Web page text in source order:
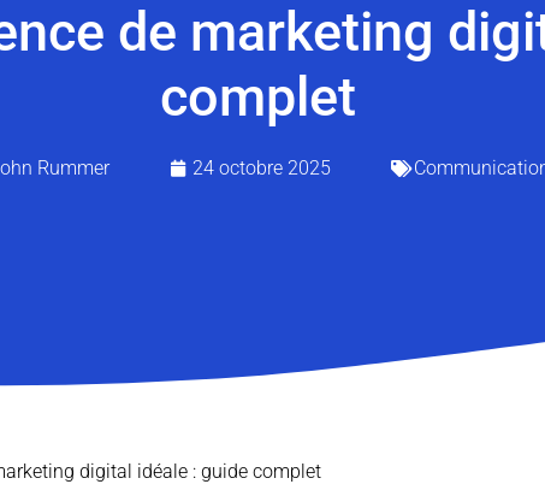
de marketing
complet
Rummer 24 octobre 2025
digital idéale : guide complet